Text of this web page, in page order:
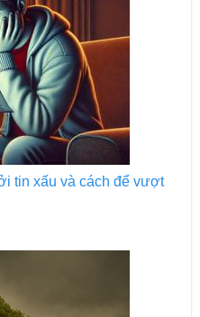
tin xấu và cách để vượt